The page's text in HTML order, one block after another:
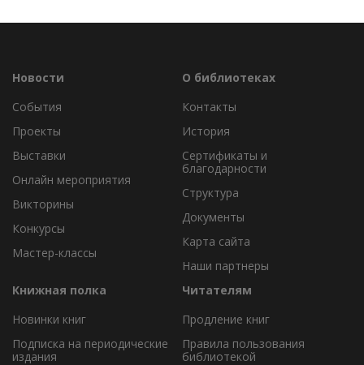
Новости
События
Проекты
Выставки
Онлайн мероприятия
Викторины
Конкурсы
Мастер-классы
О библиотеках
Контакты
История
Сертификаты и
благодарности
Структура
Документы
Карта сайта
Наши партнеры
Книжная полка
Новинки книг
Подписка на периодические
издания
Читателям
Продление книг
Правила пользования
библиотекой